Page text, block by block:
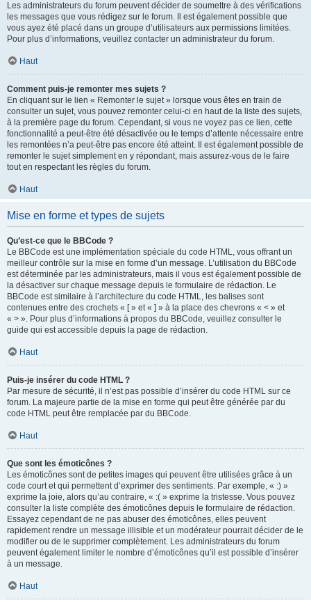
Les administrateurs du forum peuvent décider de soumettre à des vérifications
les messages que vous rédigez sur le forum. Il est également possible que
vous ayez été placé dans un groupe d’utilisateurs aux permissions limitées.
Pour plus d’informations, veuillez contacter un administrateur du forum.
Haut
Comment puis-je remonter mes sujets ?
En cliquant sur le lien « Remonter le sujet » lorsque vous êtes en train de
consulter un sujet, vous pouvez remonter celui-ci en haut de la liste des sujets,
à la première page du forum. Cependant, si vous ne voyez pas ce lien, cette
fonctionnalité a peut-être été désactivée ou le temps d’attente nécessaire entre
les remontées n’a peut-être pas encore été atteint. Il est également possible de
remonter le sujet simplement en y répondant, mais assurez-vous de le faire
tout en respectant les règles du forum.
Haut
Mise en forme et types de sujets
Qu’est-ce que le BBCode ?
Le BBCode est une implémentation spéciale du code HTML, vous offrant un
meilleur contrôle sur la mise en forme d’un message. L’utilisation du BBCode
est déterminée par les administrateurs, mais il vous est également possible de
la désactiver sur chaque message depuis le formulaire de rédaction. Le
BBCode est similaire à l’architecture du code HTML, les balises sont
contenues entre des crochets « [ » et « ] » à la place des chevrons « < » et
« > ». Pour plus d’informations à propos du BBCode, veuillez consulter le
guide qui est accessible depuis la page de rédaction.
Haut
Puis-je insérer du code HTML ?
Par mesure de sécurité, il n’est pas possible d’insérer du code HTML sur ce
forum. La majeure partie de la mise en forme qui peut être générée par du
code HTML peut être remplacée par du BBCode.
Haut
Que sont les émoticônes ?
Les émoticônes sont de petites images qui peuvent être utilisées grâce à un
code court et qui permettent d’exprimer des sentiments. Par exemple, « :) »
exprime la joie, alors qu’au contraire, « :( » exprime la tristesse. Vous pouvez
consulter la liste complète des émoticônes depuis le formulaire de rédaction.
Essayez cependant de ne pas abuser des émoticônes, elles peuvent
rapidement rendre un message illisible et un modérateur pourrait décider de le
modifier ou de le supprimer complètement. Les administrateurs du forum
peuvent également limiter le nombre d’émoticônes qu’il est possible d’insérer
à un message.
Haut